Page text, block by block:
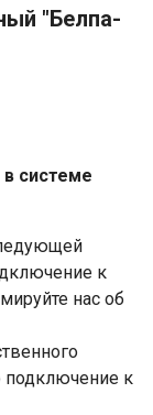
"Белпа-
системе
к
нас об
подключение к